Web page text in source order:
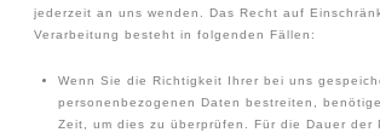
jederzeit an uns wenden. Das Recht auf
Verarbeitung besteht in folgenden Fällen:
Wenn Sie die Richtigkeit Ihrer bei uns
personenbezogenen Daten bestreiten,
Zeit, um dies zu überprüfen. Für die Dauer der